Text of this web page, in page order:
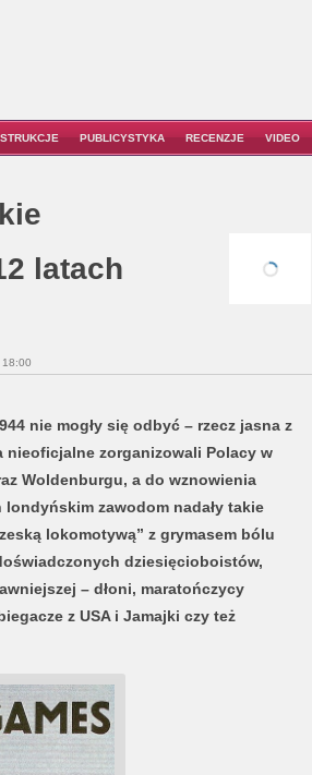
PUBLICYSTYKA RECENZJE VIDEO
latach
nie mogły się odbyć – rzecz jasna z
zorganizowali Polacy w
Woldenburgu, a do wznowienia
zawodom nadały takie
lokomotywą” z grymasem bólu
dziesięcioboistów,
– dłoni, maratończycy
z USA i Jamajki czy też